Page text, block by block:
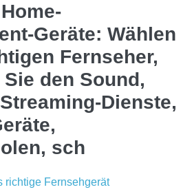
Geräte: Wählen
Fernseher,
den Sound,
Dienste,
sch
richtige Fernsehgerät